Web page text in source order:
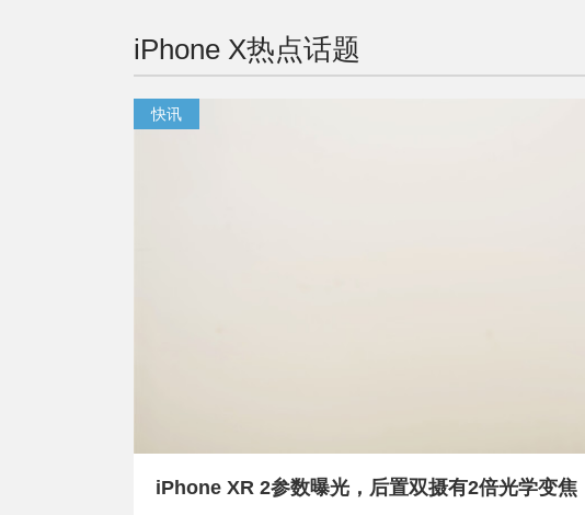
iPhone X热点话题
快讯
iPhone XR 2参数曝光，后置双摄有2倍光学变焦